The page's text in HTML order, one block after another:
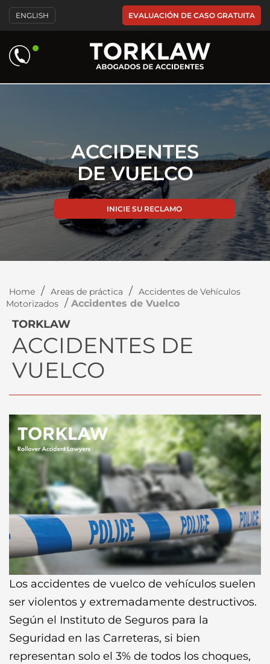
Please
note:
This
includes
an
ENGLISH EVALUACIÓN DE CASO GRATUITA
ACCIDENTES
DE VUELCO
INICIE SU RECLAMO
Home / Areas de práctica / Accidentes de Vehículos
Motorizados / Accidentes de Vuelco
TORKLAW
ACCIDENTES DE
VUELCO
Los accidentes de vuelco de vehículos suelen
ser violentos y extremadamente destructivos.
Según el Instituto de Seguros para la
Seguridad en las Carreteras, si bien
representan solo el 3% de todos los choques,